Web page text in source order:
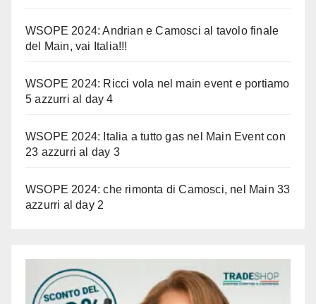
WSOPE 2024: Andrian e Camosci al tavolo finale
del Main, vai Italia!!!
WSOPE 2024: Ricci vola nel main event e portiamo
5 azzurri al day 4
WSOPE 2024: Italia a tutto gas nel Main Event con
23 azzurri al day 3
WSOPE 2024: che rimonta di Camosci, nel Main 33
azzurri al day 2